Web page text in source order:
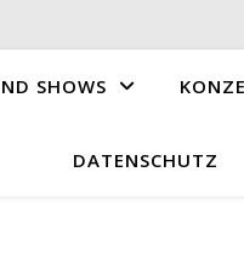
SHOWS
DATENSCHUTZ